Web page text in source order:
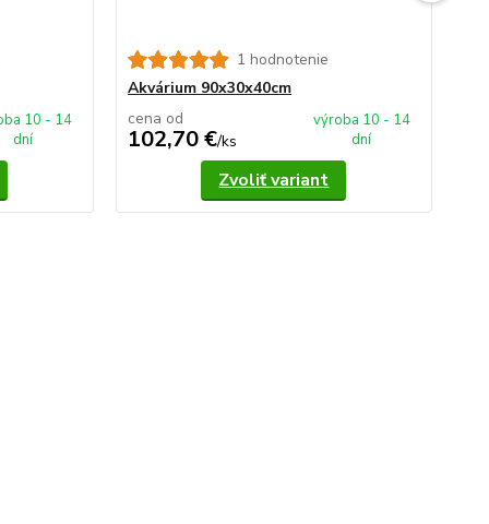
10 - 14
dní
1 hodnotenie
Akvárium 90x30x40cm
cena od
102,70 €/ks
výroba 10 - 14
dní
Zvoliť variant